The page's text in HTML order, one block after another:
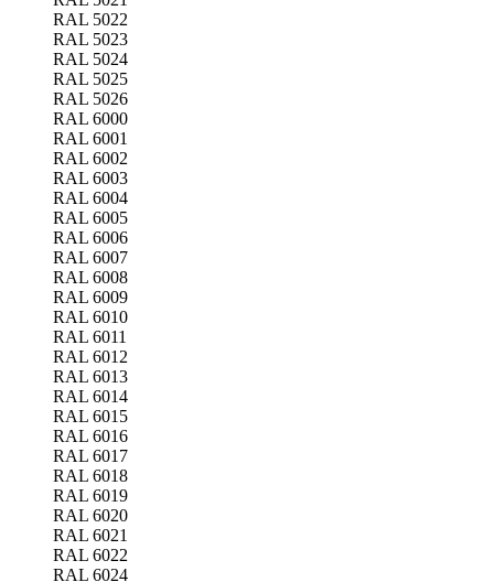
RAL 5022
RAL 5023
RAL 5024
RAL 5025
RAL 5026
RAL 6000
RAL 6001
RAL 6002
RAL 6003
RAL 6004
RAL 6005
RAL 6006
RAL 6007
RAL 6008
RAL 6009
RAL 6010
RAL 6011
RAL 6012
RAL 6013
RAL 6014
RAL 6015
RAL 6016
RAL 6017
RAL 6018
RAL 6019
RAL 6020
RAL 6021
RAL 6022
RAL 6024